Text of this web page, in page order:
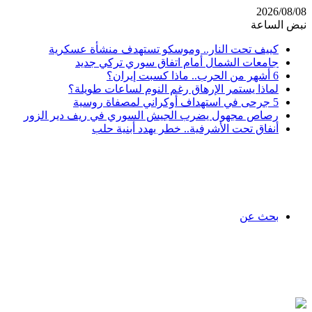
2026/08/08
نبض الساعة
كييف تحت النار.. وموسكو تستهدف منشأة عسكرية
جامعات الشمال أمام اتفاق سوري تركي جديد
6 أشهر من الحرب.. ماذا كسبت إيران؟
لماذا يستمر الإرهاق رغم النوم لساعات طويلة؟
5 جرحى في استهداف أوكراني لمصفاة روسية
رصاص مجهول يضرب الجيش السوري في ريف دير الزور
أنفاق تحت الأشرفية.. خطر يهدد أبنية حلب
بحث عن